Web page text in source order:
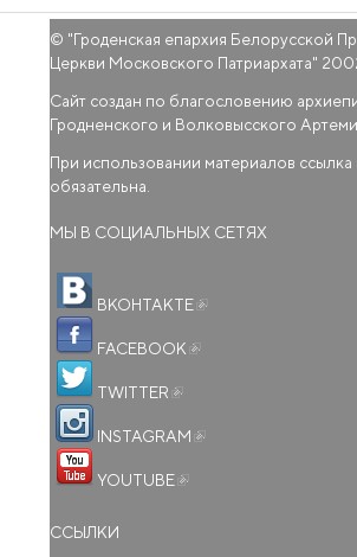
© "Гроденская епархия Белорусской
Церкви Московского Патриархата"
Сайт создан по благословению
Гродненского и Волковысского
При использовании материалов ссылка
обязательна.
МЫ В СОЦИАЛЬНЫХ СЕТЯХ
ВКОНТАКТЕ
FACEBOOK
TWITTER
INSTAGRAM
YOUTUBE
ССЫЛКИ